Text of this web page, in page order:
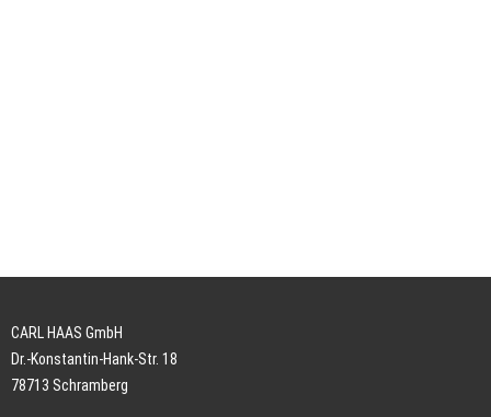
CARL HAAS GmbH
Dr.-Konstantin-Hank-Str. 18
78713 Schramberg